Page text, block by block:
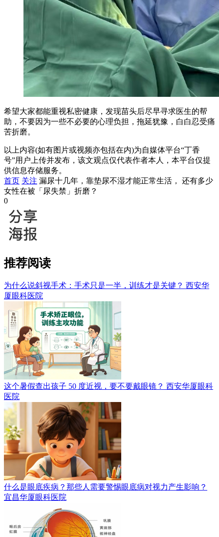
希望大家都能重视私密健康，发现苗头后尽早寻求医生的帮
助，不要因为一些不必要的心理负担，拖延犹豫，白白忍受痛
苦折磨。
以上内容(如有图片或视频亦包括在内)为自媒体平台“丁香
号”用户上传并发布，该文观点仅代表作者本人，本平台仅提
供信息存储服务。
首页 关注 漏尿十几年，靠垫尿不湿才能正常生活， 还有多少
女性在被「尿失禁」折磨？
0
推荐阅读
为什么说斜视手术：手术只是一半，训练才是关键？ 西安华
厦眼科医院
这个暑假查出孩子 50 度近视，要不要戴眼镜？ 西安华厦眼科
医院
什么是眼底疾病？那些人需要警惕眼底病对视力产生影响？
宜昌华厦眼科医院